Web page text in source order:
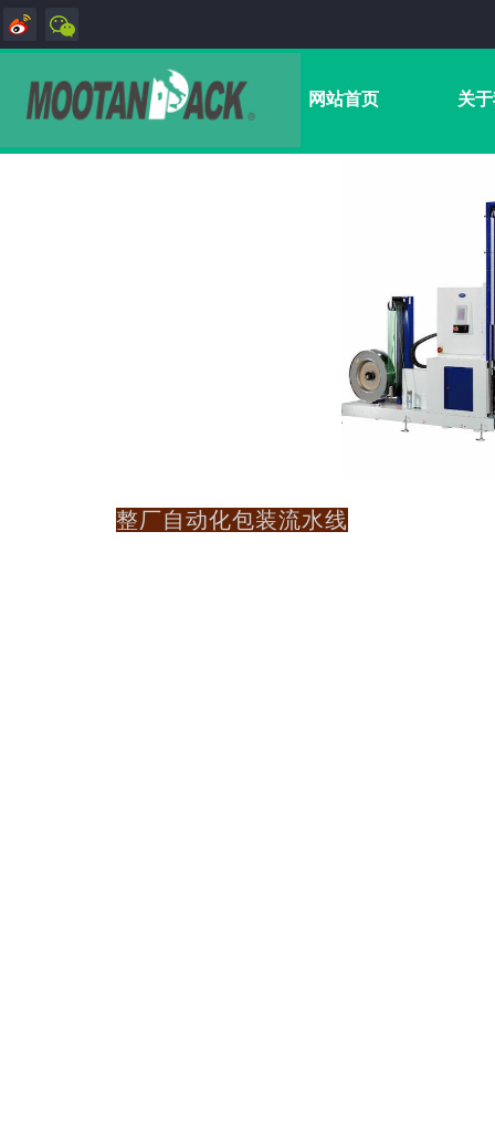
网站首页 关
整厂自动化包装流水线